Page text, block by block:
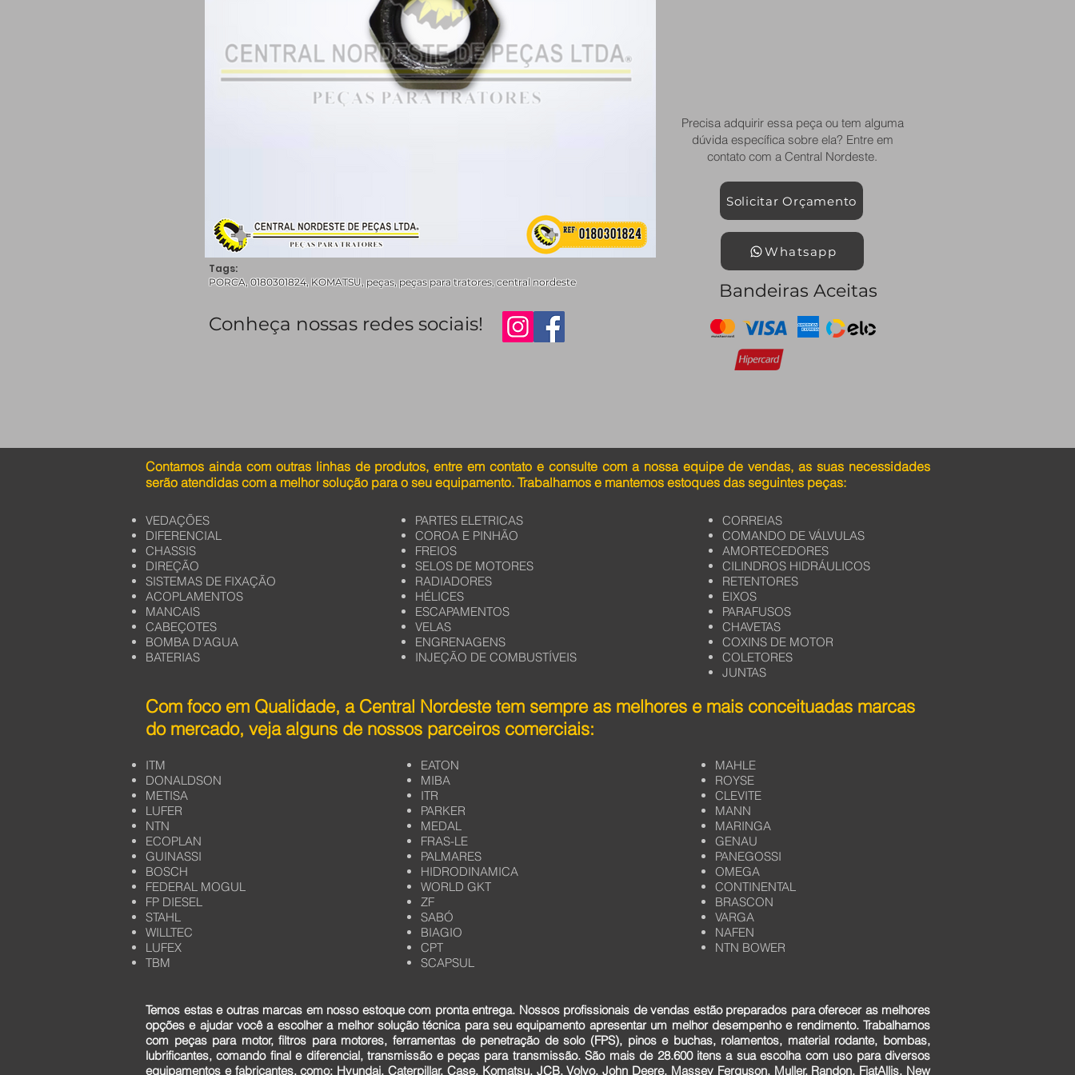
Precisa adquirir essa peça ou tem alguma
dúvida específica sobre ela? Entre em
contato com a Central Nordeste.
Solicitar Orçamento
Whatsapp
Bandeiras Aceitas
PORCA, 0180301824, KOMATSU, peças, peças para tratores, central nordeste
Conheça nossas redes sociais!
Tags:
Contamos ainda com outras linhas de produtos, entre em contato e consulte com a nossa equipe de vendas, as suas necessidades
serão atendidas com a melhor solução para o seu equipamento. Trabalhamos e mantemos estoques das seguintes peças:
VEDAÇÕES
DIFERENCIAL
CHASSIS
DIREÇÃO
SISTEMAS DE FIXAÇÃO
ACOPLAMENTOS
MANCAIS
CABEÇOTES
BOMBA D’AGUA
BATERIAS
PARTES ELETRICAS
COROA E PINHÃO
FREIOS
SELOS DE MOTORES
RADIADORES
HÉLICES
ESCAPAMENTOS
VELAS
ENGRENAGENS
INJEÇÃO DE COMBUSTÍVEIS
CORREIAS
COMANDO DE VÁLVULAS
AMORTECEDORES
CILINDROS HIDRÁULICOS
RETENTORES
EIXOS
PARAFUSOS
CHAVETAS
COXINS DE MOTOR
COLETORES
JUNTAS
Com foco em Qualidade, a Central Nordeste tem sempre as melhores e mais conceituadas marcas
do mercado, veja alguns de nossos parceiros comerciais:
ITM
DONALDSON
METISA
LUFER
NTN
ECOPLAN
GUINASSI
BOSCH
FEDERAL MOGUL
FP DIESEL
STAHL
WILLTEC
LUFEX
TBM
EATON
MIBA
ITR
PARKER
MEDAL
FRAS-LE
PALMARES
HIDRODINAMICA
WORLD GKT
ZF
SABÓ
BIAGIO
CPT
SCAPSUL
MAHLE
ROYSE
CLEVITE
MANN
MARINGA
GENAU
PANEGOSSI
OMEGA
CONTINENTAL
BRASCON
VARGA
NAFEN
NTN BOWER
Temos estas e outras marcas em nosso estoque com pronta entrega. Nossos profissionais de vendas estão preparados para oferecer as melhores
opções e ajudar você a escolher a melhor solução técnica para seu equipamento apresentar um melhor desempenho e rendimento. Trabalhamos
com peças para motor, filtros para motores, ferramentas de penetração de solo (FPS), pinos e buchas, rolamentos, material rodante, bombas,
lubrificantes, comando final e diferencial, transmissão e peças para transmissão. São mais de 28.600 itens a sua escolha com uso para diversos
equipamentos e fabricantes, como: Hyundai, Caterpillar, Case, Komatsu, JCB, Volvo, John Deere, Massey Ferguson, Muller, Randon, FiatAllis, New